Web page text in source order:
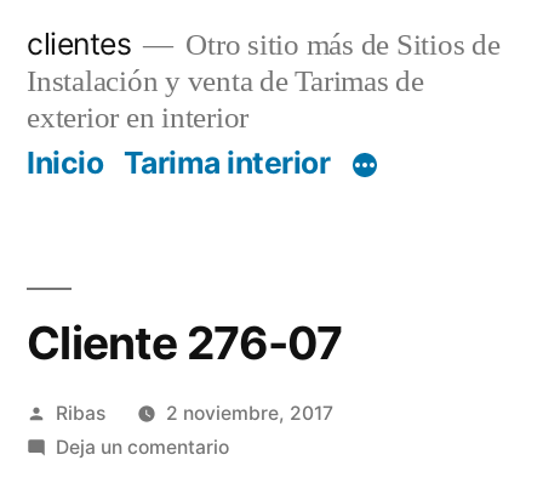
contenido
clientes
Otro sitio más de Sitios de
Instalación y venta de Tarimas de
exterior en interior
Inicio Tarima interior
Cliente 276-07
Publicado
por
Ribas
2 noviembre, 2017
Deja un comentarioen